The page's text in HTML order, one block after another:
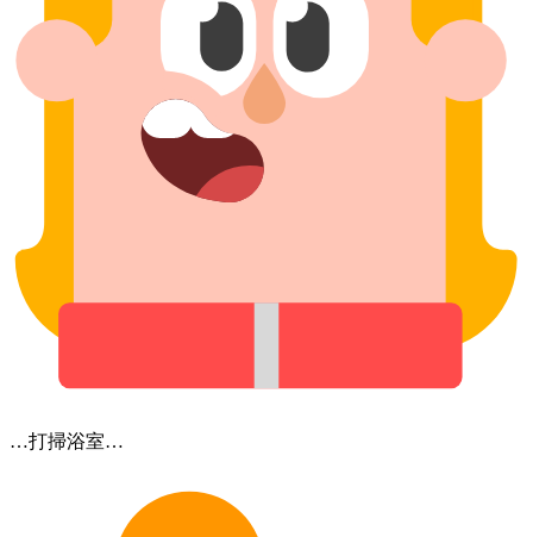
…打掃​浴室…